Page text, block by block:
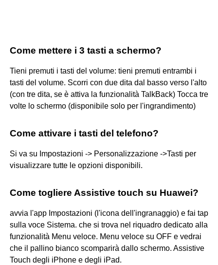
Come mettere i 3 tasti a schermo?
Tieni premuti i tasti del volume: tieni premuti entrambi i
tasti del volume. Scorri con due dita dal basso verso l'alto
(con tre dita, se è attiva la funzionalità TalkBack) Tocca tre
volte lo schermo (disponibile solo per l'ingrandimento)
Come attivare i tasti del telefono?
Si va su Impostazioni -> Personalizzazione ->Tasti per
visualizzare tutte le opzioni disponibili.
Come togliere Assistive touch su Huawei?
avvia l'app Impostazioni (l'icona dell'ingranaggio) e fai tap
sulla voce Sistema. che si trova nel riquadro dedicato alla
funzionalità Menu veloce. Menu veloce su OFF e vedrai
che il pallino bianco scomparirà dallo schermo. Assistive
Touch degli iPhone e degli iPad.